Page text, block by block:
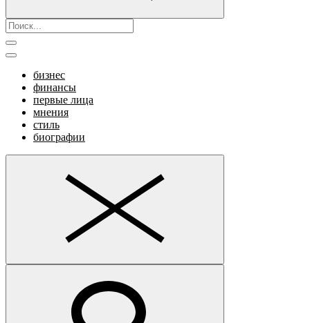
бизнес
финансы
первые лица
мнения
стиль
биографии